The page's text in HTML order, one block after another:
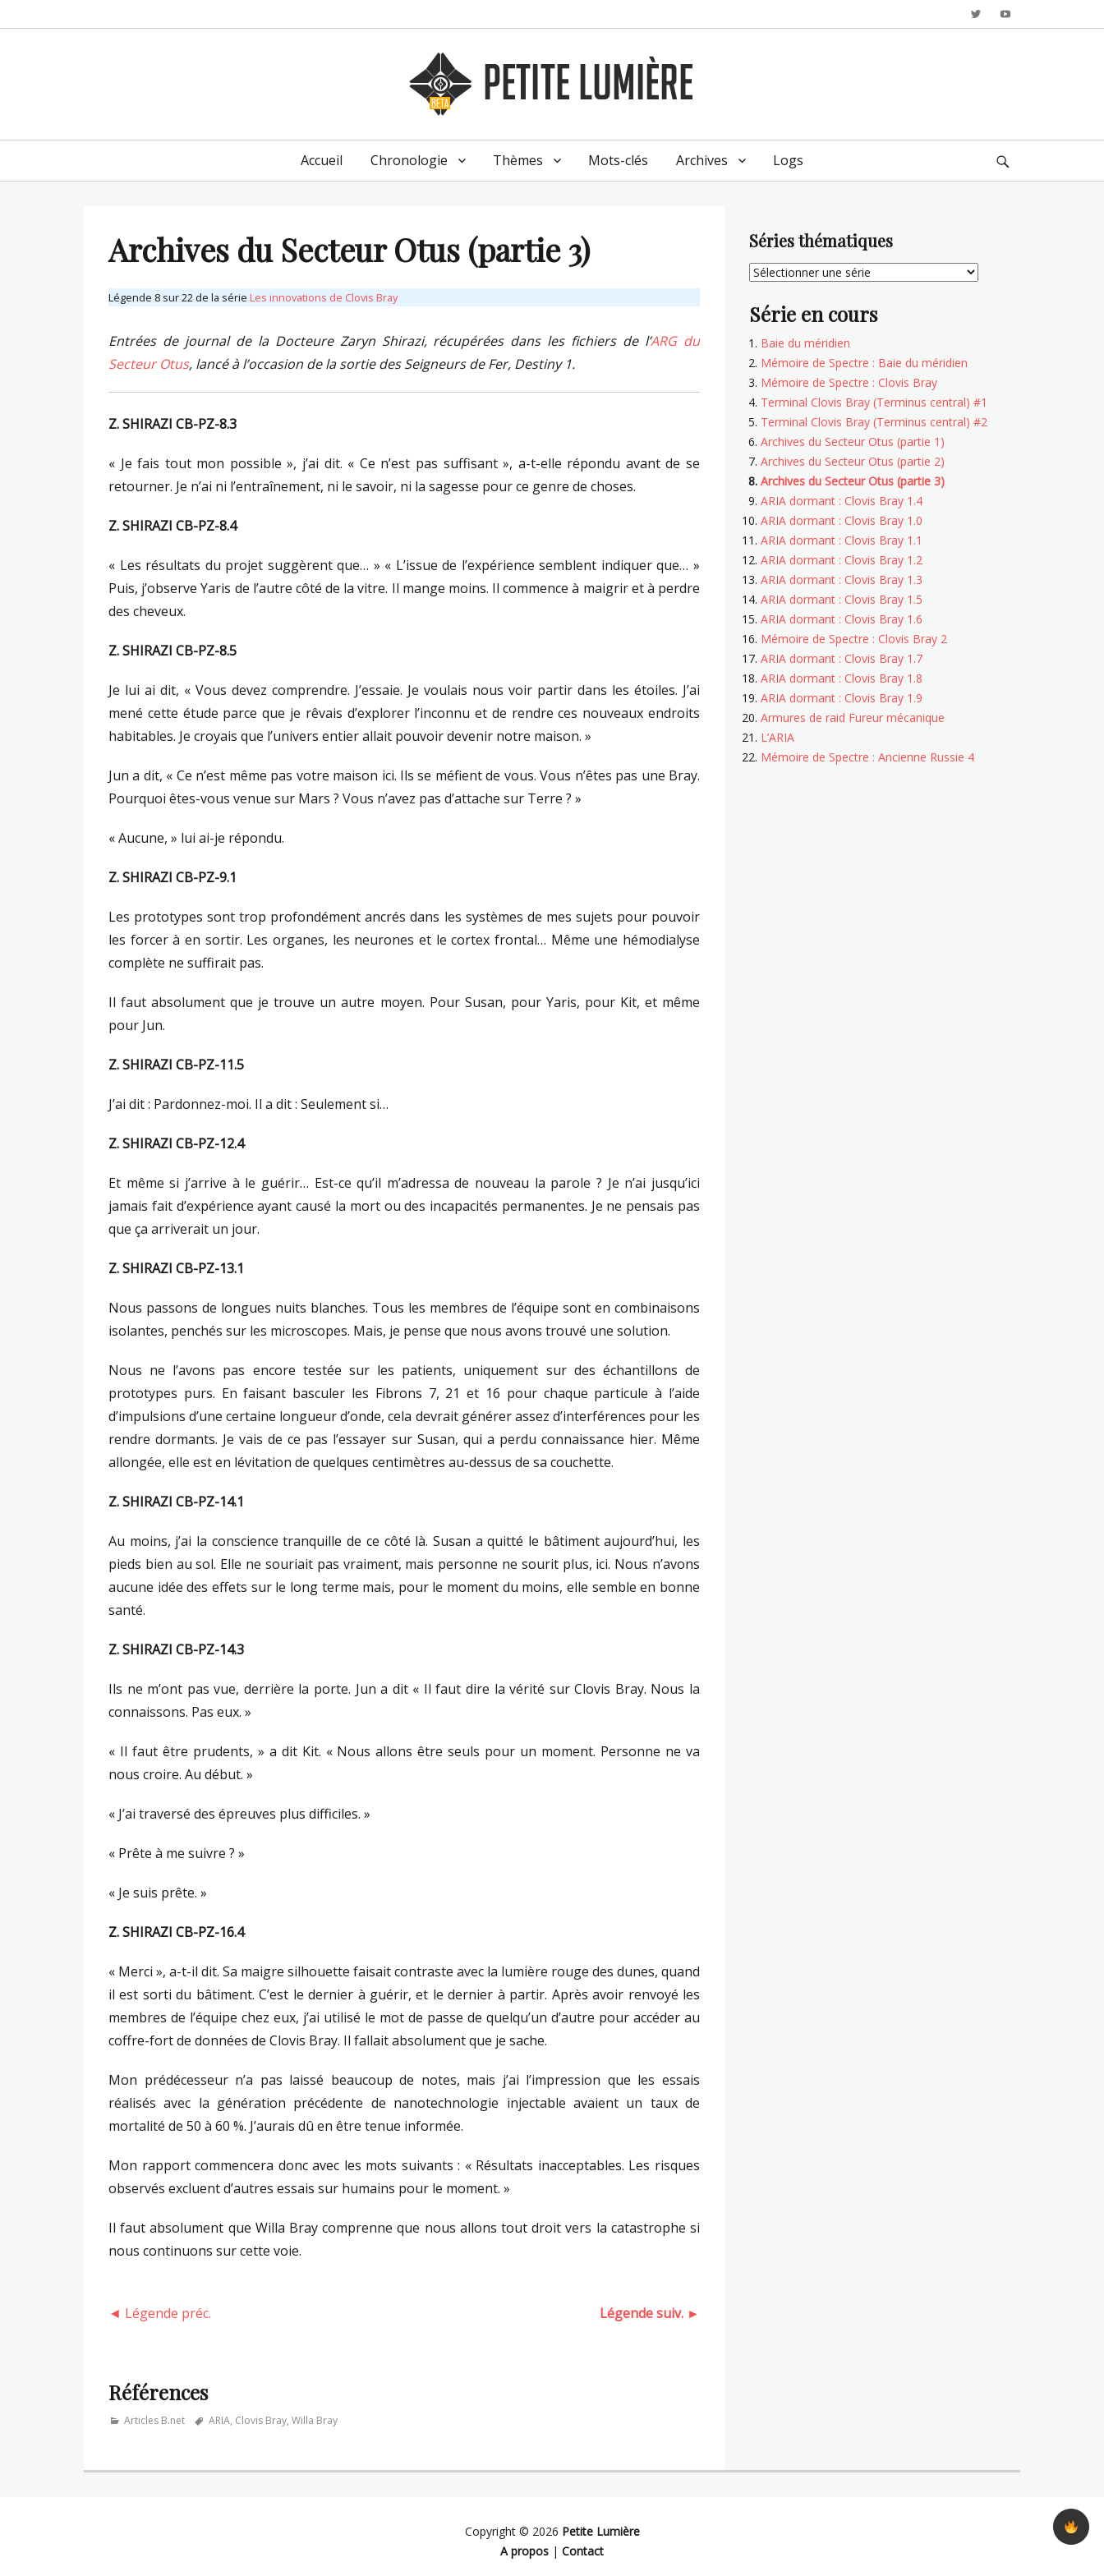
Twitter
menu
Accueil Chronologie Thèmes Mots-clés Archives Logs
Archives du Secteur Otus (partie 3)
Légende 8 sur 22 de la série Les innovations de Clovis Bray
Entrées de journal de la Docteure Zaryn Shirazi, récupérées dans les fichiers de l’ARG du
Secteur Otus, lancé à l’occasion de la sortie des Seigneurs de Fer, Destiny 1.
Z. SHIRAZI CB-PZ-8.3
« Je fais tout mon possible », j’ai dit. « Ce n’est pas suffisant », a-t-elle répondu avant de se
retourner. Je n’ai ni l’entraînement, ni le savoir, ni la sagesse pour ce genre de choses.
Z. SHIRAZI CB-PZ-8.4
« Les résultats du projet suggèrent que… » « L’issue de l’expérience semblent indiquer que… »
Puis, j’observe Yaris de l’autre côté de la vitre. Il mange moins. Il commence à maigrir et à perdre
des cheveux.
Z. SHIRAZI CB-PZ-8.5
Je lui ai dit, « Vous devez comprendre. J’essaie. Je voulais nous voir partir dans les étoiles. J’ai
mené cette étude parce que je rêvais d’explorer l’inconnu et de rendre ces nouveaux endroits
habitables. Je croyais que l’univers entier allait pouvoir devenir notre maison. »
Jun a dit, « Ce n’est même pas votre maison ici. Ils se méfient de vous. Vous n’êtes pas une Bray.
Pourquoi êtes-vous venue sur Mars ? Vous n’avez pas d’attache sur Terre ? »
« Aucune, » lui ai-je répondu.
Z. SHIRAZI CB-PZ-9.1
Les prototypes sont trop profondément ancrés dans les systèmes de mes sujets pour pouvoir
les forcer à en sortir. Les organes, les neurones et le cortex frontal… Même une hémodialyse
complète ne suffirait pas.
Il faut absolument que je trouve un autre moyen. Pour Susan, pour Yaris, pour Kit, et même
pour Jun.
Z. SHIRAZI CB-PZ-11.5
J’ai dit : Pardonnez-moi. Il a dit : Seulement si…
Z. SHIRAZI CB-PZ-12.4
Et même si j’arrive à le guérir… Est-ce qu’il m’adressa de nouveau la parole ? Je n’ai jusqu’ici
jamais fait d’expérience ayant causé la mort ou des incapacités permanentes. Je ne pensais pas
que ça arriverait un jour.
Z. SHIRAZI CB-PZ-13.1
Nous passons de longues nuits blanches. Tous les membres de l’équipe sont en combinaisons
isolantes, penchés sur les microscopes. Mais, je pense que nous avons trouvé une solution.
Nous ne l’avons pas encore testée sur les patients, uniquement sur des échantillons de
prototypes purs. En faisant basculer les Fibrons 7, 21 et 16 pour chaque particule à l’aide
d’impulsions d’une certaine longueur d’onde, cela devrait générer assez d’interférences pour les
rendre dormants. Je vais de ce pas l’essayer sur Susan, qui a perdu connaissance hier. Même
allongée, elle est en lévitation de quelques centimètres au-dessus de sa couchette.
Z. SHIRAZI CB-PZ-14.1
Au moins, j’ai la conscience tranquille de ce côté là. Susan a quitté le bâtiment aujourd’hui, les
pieds bien au sol. Elle ne souriait pas vraiment, mais personne ne sourit plus, ici. Nous n’avons
aucune idée des effets sur le long terme mais, pour le moment du moins, elle semble en bonne
santé.
Z. SHIRAZI CB-PZ-14.3
Ils ne m’ont pas vue, derrière la porte. Jun a dit « Il faut dire la vérité sur Clovis Bray. Nous la
connaissons. Pas eux. »
« Il faut être prudents, » a dit Kit. « Nous allons être seuls pour un moment. Personne ne va
nous croire. Au début. »
« J’ai traversé des épreuves plus difficiles. »
« Prête à me suivre ? »
« Je suis prête. »
Z. SHIRAZI CB-PZ-16.4
« Merci », a-t-il dit. Sa maigre silhouette faisait contraste avec la lumière rouge des dunes, quand
il est sorti du bâtiment. C’est le dernier à guérir, et le dernier à partir. Après avoir renvoyé les
membres de l’équipe chez eux, j’ai utilisé le mot de passe de quelqu’un d’autre pour accéder au
coffre-fort de données de Clovis Bray. Il fallait absolument que je sache.
Mon prédécesseur n’a pas laissé beaucoup de notes, mais j’ai l’impression que les essais
réalisés avec la génération précédente de nanotechnologie injectable avaient un taux de
mortalité de 50 à 60 %. J’aurais dû en être tenue informée.
Mon rapport commencera donc avec les mots suivants : « Résultats inacceptables. Les risques
observés excluent d’autres essais sur humains pour le moment. »
Il faut absolument que Willa Bray comprenne que nous allons tout droit vers la catastrophe si
nous continuons sur cette voie.
◄ Légende préc. Légende suiv. ►
Références
Categories
Articles B.net TagsARIA, Clovis Bray, Willa Bray
Séries thématiques
Série en cours
Baie du méridien
Mémoire de Spectre : Baie du méridien
Mémoire de Spectre : Clovis Bray
Terminal Clovis Bray (Terminus central) #1
Terminal Clovis Bray (Terminus central) #2
Archives du Secteur Otus (partie 1)
Archives du Secteur Otus (partie 2)
Archives du Secteur Otus (partie 3)
ARIA dormant : Clovis Bray 1.4
ARIA dormant : Clovis Bray 1.0
ARIA dormant : Clovis Bray 1.1
ARIA dormant : Clovis Bray 1.2
ARIA dormant : Clovis Bray 1.3
ARIA dormant : Clovis Bray 1.5
ARIA dormant : Clovis Bray 1.6
Mémoire de Spectre : Clovis Bray 2
ARIA dormant : Clovis Bray 1.7
ARIA dormant : Clovis Bray 1.8
ARIA dormant : Clovis Bray 1.9
Armures de raid Fureur mécanique
L’ARIA
Mémoire de Spectre : Ancienne Russie 4
Copyright © 2026 Petite Lumière
A propos | Contact